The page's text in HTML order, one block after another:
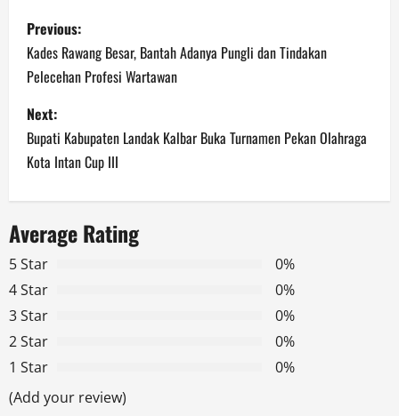
P
o
s
t
n
a
v
i
g
a
t
Previous:
Kades Rawang Besar, Bantah Adanya Pungli dan Tindakan
Pelecehan Profesi Wartawan
Next:
Bupati Kabupaten Landak Kalbar Buka Turnamen Pekan Olahraga
Kota Intan Cup III
Average Rating
5 Star
0%
4 Star
0%
3 Star
0%
2 Star
0%
1 Star
0%
(Add your review)